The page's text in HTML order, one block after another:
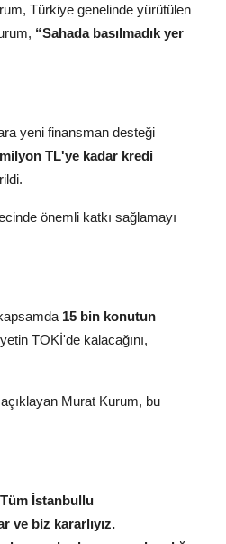
Türkiye genelinde yürütülen
“Sahada basılmadık yer
yeni finansman desteği
TL'ye kadar kredi
önemli katkı sağlamayı
15 bin konutun
TOKİ'de kalacağını,
açıklayan Murat Kurum, bu
İstanbullu
ve biz kararlıyız.